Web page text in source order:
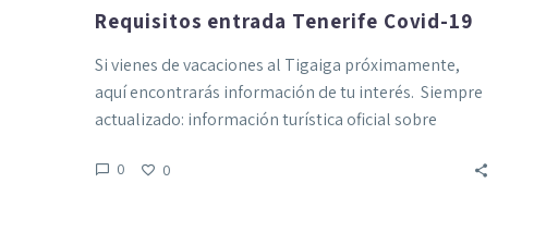
Requisitos entrada Tenerife Covid-19
Si vienes de vacaciones al Tigaiga próximamente,
aquí encontrarás información de tu interés. Siempre
actualizado: información turística oficial sobre
0 0